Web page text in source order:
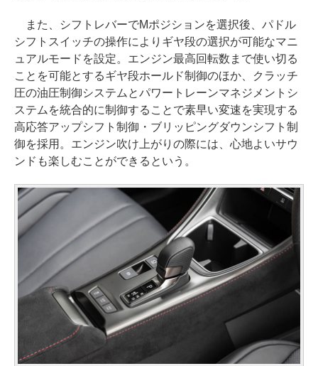
また、シフトレバーでMポジションを選択後、パドル
シフトスイッチの操作によりギヤ段の選択が可能なマニ
ュアルモードを設定。エンジン最高回転数まで使い切る
ことを可能とするギヤ段ホールド制御のほか、クラッチ
圧の油圧制御システムとパワートレーンマネジメントシ
ステムを統合的に制御することで素早い変速を実現する
高応答アップシフト制御・ブリッピングダウンシフト制
御を採用。エンジン吹け上がりの際には、心地よいサウ
ンドも楽しむことができるという。